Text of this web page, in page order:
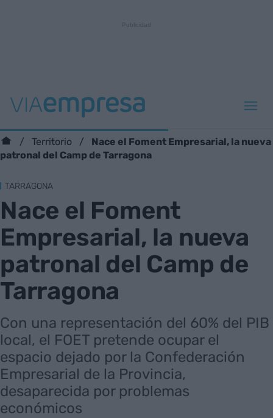
Territorio
Nace el Foment Empresarial, la nueva
patronal del Camp de Tarragona
TARRAGONA
Nace el Foment
Empresarial, la nueva
patronal del Camp de
Tarragona
Con una representación del 60% del PIB
local, el FOET pretende ocupar el
espacio dejado por la Confederación
Empresarial de la Provincia,
desaparecida por problemas
económicos